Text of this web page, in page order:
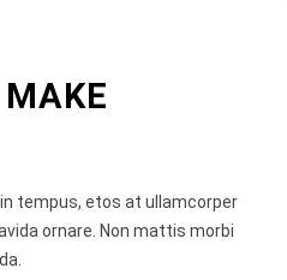
tempus, etos at ullamcorper
ornare. Non mattis morbi